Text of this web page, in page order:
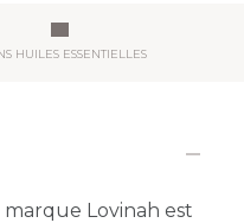
HUILES ESSENTIELLES
marque Lovinahest